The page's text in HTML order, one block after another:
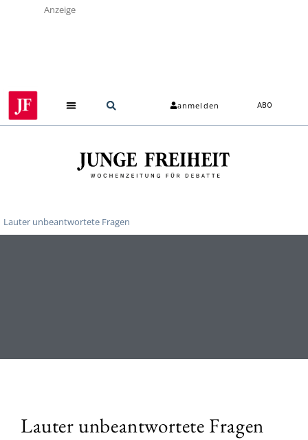
Anzeige
anmelden ABO
Lauter unbeantwortete Fragen
Lauter unbeantwortete Fragen